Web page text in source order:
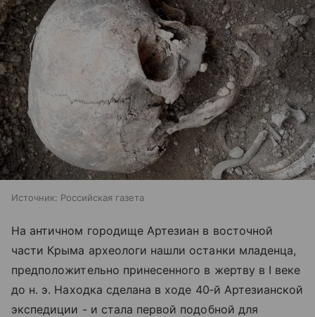
Источник: Российская газета
На античном городище Артезиан в восточной
части Крыма археологи нашли останки младенца,
предположительно принесенного в жертву в I веке
до н. э. Находка сделана в ходе 40‑й Артезианской
экспедиции - и стала первой подобной для